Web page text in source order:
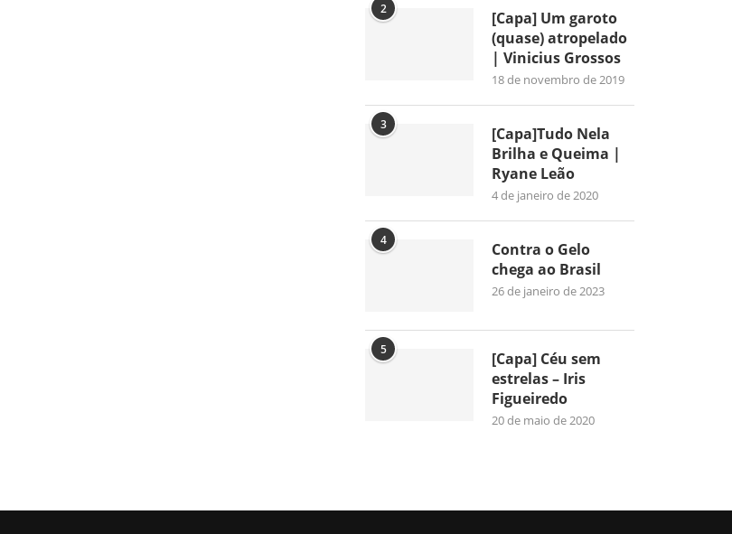
2
[Capa] Um garoto
(quase) atropelado
| Vinicius Grossos
18 de novembro de 2019
3
[Capa]Tudo Nela
Brilha e Queima |
Ryane Leão
4 de janeiro de 2020
4
Contra o Gelo
chega ao Brasil
26 de janeiro de 2023
5
[Capa] Céu sem
estrelas – Iris
Figueiredo
20 de maio de 2020